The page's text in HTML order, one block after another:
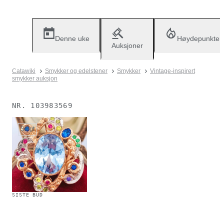
Denne uke
Auksjoner
Høydepunkter
Catawiki Smykker og edelstener Smykker
Vintage-inspirert
smykker auksjon
NR. 103983569
Solgt
SISTE BUD